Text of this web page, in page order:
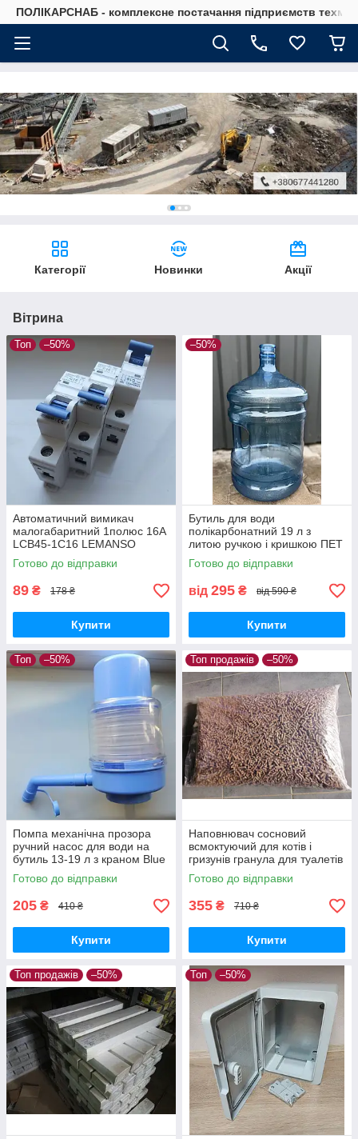
ПОЛІКАРСНАБ - комплексне постачання підприємств
Категорії Новинки Акції
Вітрина
Топ –50%
Автоматичний вимикач
малогабаритний 1полюс 16А
LCB45-1C16 LEMANSO
Готово до відправки
89 ₴ 178 ₴
Купити
–50%
Бутиль для води
полікарбонатний 19 л з
литою ручкою і кришкою ПЕТ
для кулера під помпу майже
новий
Готово до відправки
від 295 ₴ від 590 ₴
Купити
Топ –50%
Помпа механічна прозора
ручний насос для води на
бутиль 13-19 л з краном Blue
Rain Standart
Готово до відправки
205 ₴ 410 ₴
Купити
Топ продажів –50%
Наповнювач сосновий
всмоктуючий для котів і
гризунів гранула для туалетів
та кліток, пелета з деревини
15кг/міш
Готово до відправки
355 ₴ 710 ₴
Купити
Топ продажів –50% Топ –50%